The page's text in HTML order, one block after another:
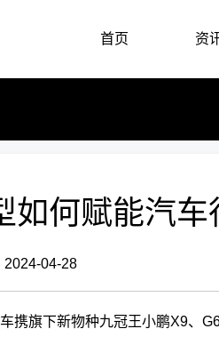
首页 资
如何赋能汽
04-28
携旗下新物种九冠王小鹏X9、